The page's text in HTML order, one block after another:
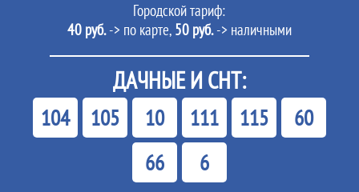
Городской тариф:
40 руб.-> по карте, 50 руб.-> наличными
ДАЧНЫЕ И СНТ:
104 105 10 111 115
60
66
6